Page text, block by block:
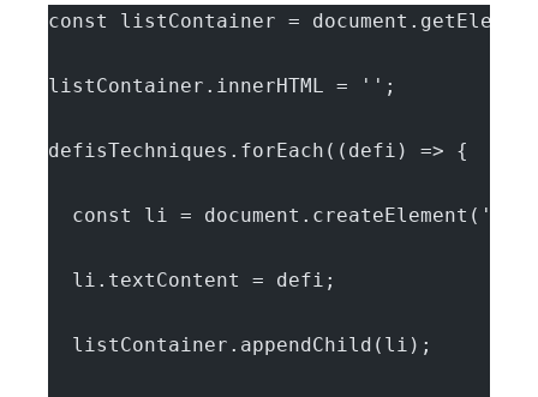
const listContainer =
listContainer.innerHTML = '';
defisTechniques.forEach((defi) => {
const li =
  li.textContent = defi;
  listContainer.appendChild(li);